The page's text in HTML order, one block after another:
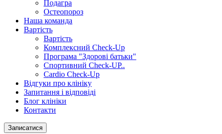
Подагра
Остеопороз
Наша команда
Вартість
Вартість
Комплексний Check-Up
Програма "Здорові батьки"
Спортивний Check-UP..
Cardio Check-Up
Відгуки про клініку
Запитання і відповіді
Блог клініки
Контакти
Записатися